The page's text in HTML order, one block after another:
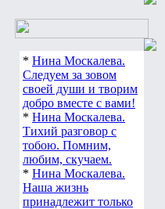
* Нина Москалева.
Следуем за зовом
своей души и творим
добро вместе с вами!
* Нина Москалева.
Тихий разговор с
тобою. Помним,
любим, скучаем.
* Нина Москалева.
Наша жизнь
принадлежит только